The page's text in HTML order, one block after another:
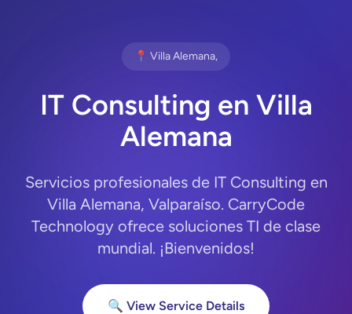
📍 Villa Alemana,
IT Consulting en Villa
Alemana
Servicios profesionales de IT Consulting en
Villa Alemana, Valparaíso. CarryCode
Technology ofrece soluciones TI de clase
mundial. ¡Bienvenidos!
🔍 View Service Details